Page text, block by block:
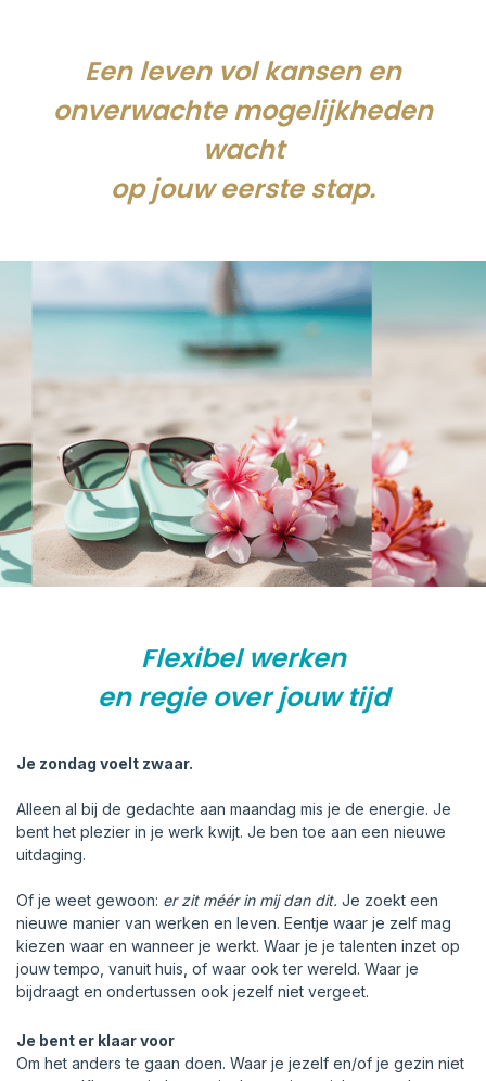
Een leven vol kansen en
onverwachte mogelijkheden
wacht
op jouw eerste stap.
Flexibel werken
en regie over jouw tijd
Je zondag voelt zwaar.
Alleen al bij de gedachte aan maandag mis je de energie. Je
bent het plezier in je werk kwijt. Je ben toe aan een nieuwe
uitdaging.
Of je weet gewoon: er zit méér in mij dan dit. Je zoekt een
nieuwe manier van werken en leven. Eentje waar je zelf mag
kiezen waar en wanneer je werkt. Waar je je talenten inzet op
jouw tempo, vanuit huis, of waar ook ter wereld. Waar je
bijdraagt en ondertussen ook jezelf niet vergeet.
Je bent er klaar voor
Om het anders te gaan doen. Waar je jezelf en/of je gezin niet